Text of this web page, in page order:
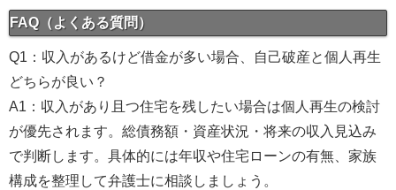
FAQ（よくある質問）
Q1：収入があるけど借金が多い場合、自己破産と個人再生
どちらが良い？
A1：収入があり且つ住宅を残したい場合は個人再生の検討
が優先されます。総債務額・資産状況・将来の収入見込み
で判断します。具体的には年収や住宅ローンの有無、家族
構成を整理して弁護士に相談しましょう。